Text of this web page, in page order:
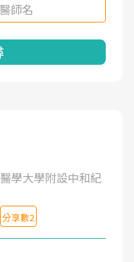
學大學附設中和紀
分享數2